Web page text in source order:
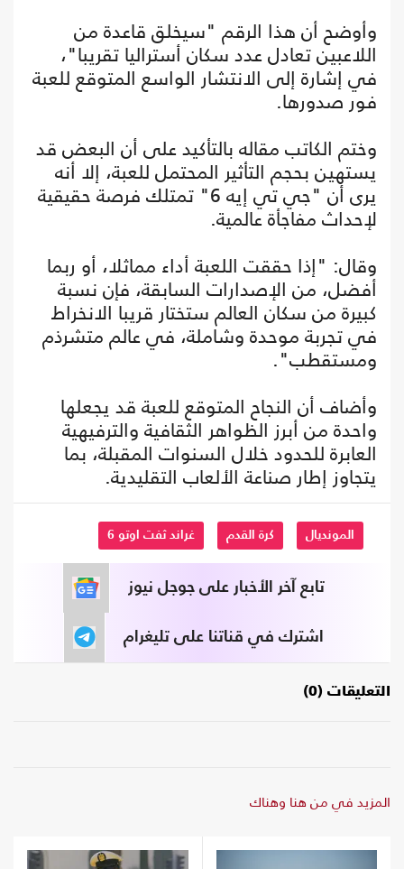
وأوضح أن هذا الرقم "سيخلق قاعدة من
اللاعبين تعادل عدد سكان أستراليا تقريبا"،
في إشارة إلى الانتشار الواسع المتوقع للعبة
فور صدورها.
وختم الكاتب مقاله بالتأكيد على أن البعض قد
يستهين بحجم التأثير المحتمل للعبة، إلا أنه
يرى أن "جي تي إيه 6" تمتلك فرصة حقيقية
لإحداث مفاجأة عالمية.
وقال: "إذا حققت اللعبة أداء مماثلا، أو ربما
أفضل، من الإصدارات السابقة، فإن نسبة
كبيرة من سكان العالم ستختار قريبا الانخراط
في تجربة موحدة وشاملة، في عالم متشرذم
ومستقطب".
وأضاف أن النجاح المتوقع للعبة قد يجعلها
واحدة من أبرز الظواهر الثقافية والترفيهية
العابرة للحدود خلال السنوات المقبلة، بما
يتجاوز إطار صناعة الألعاب التقليدية.
المونديال كرة القدم غراند ثفت اوتو 6
تابع آخر الأخبار على جوجل نيوز
اشترك في قناتنا على تليغرام
التعليقات (0)
المزيد في من هنا وهناك